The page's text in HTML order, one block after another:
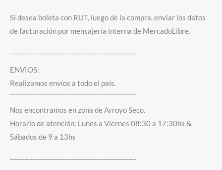
Si desea boleta con RUT, luego de la compra, enviar los datos
de facturación por mensajería interna de MercadoLibre.
¯¯¯¯¯¯¯¯¯¯¯¯¯¯¯¯¯¯¯¯¯¯¯¯¯¯¯¯¯¯¯¯¯¯¯¯¯¯¯¯¯¯¯¯¯¯¯¯¯¯¯
ENVÍOS:
Realizamos envíos a todo el país.
¯¯¯¯¯¯¯¯¯¯¯¯¯¯¯¯¯¯¯¯¯¯¯¯¯¯¯¯¯¯¯¯¯¯¯¯¯¯¯¯¯¯¯¯¯¯¯¯¯¯¯
Nos encontramos en zona de Arroyo Seco.
Horario de atención: Lunes a Viernes 08:30 a 17:30hs &
Sábados de 9 a 13hs
¯¯¯¯¯¯¯¯¯¯¯¯¯¯¯¯¯¯¯¯¯¯¯¯¯¯¯¯¯¯¯¯¯¯¯¯¯¯¯¯¯¯¯¯¯¯¯¯¯¯¯